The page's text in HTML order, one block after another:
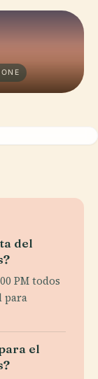
del
PM todos
para
el